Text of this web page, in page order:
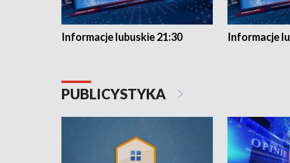
Informacje lubuskie 21:30 Informacje
PUBLICYSTYKA